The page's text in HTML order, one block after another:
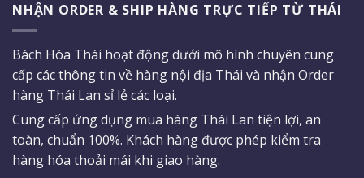
NHẬN ORDER & SHIP HÀNG TRỰC TIẾP TỪ THÁI
Bách Hóa Thái hoạt động dưới mô hình chuyên cung
cấp các thông tin về hàng nội địa Thái và nhận Order
hàng Thái Lan sỉ lẻ các loại.
Cung cấp ứng dụng mua hàng Thái Lan tiện lợi, an
toàn, chuẩn 100%. Khách hàng được phép kiểm tra
hàng hóa thoải mái khi giao hàng.